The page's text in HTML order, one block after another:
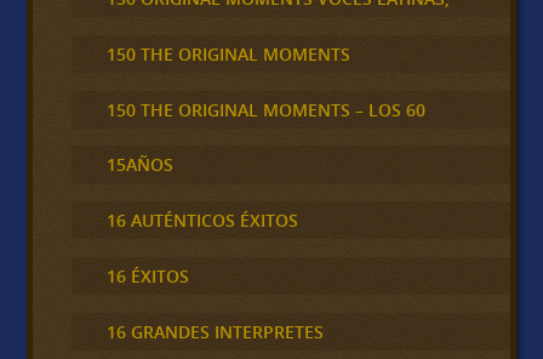
150 THE ORIGINAL MOMENTS
150 THE ORIGINAL MOMENTS – LOS 60
15AÑOS
16 AUTÉNTICOS ÉXITOS
16 ÉXITOS
16 GRANDES INTERPRETES